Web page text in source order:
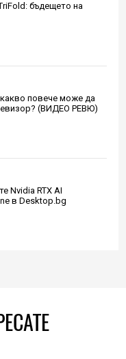
бъдещето на
повече може да
(ВИДЕО РЕВЮ)
Nvidia RTX AI
в Desktop.bg